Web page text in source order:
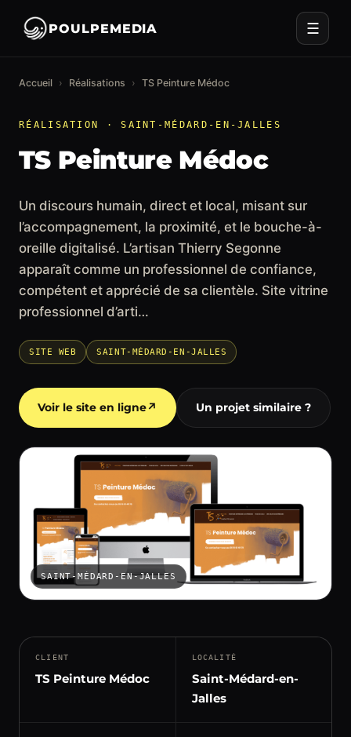
POULPEMEDIA ☰
Accueil › Réalisations › TS Peinture Médoc
RÉALISATION · SAINT-MÉDARD-EN-JALLES
TS Peinture Médoc
Un discours humain, direct et local, misant sur
l’accompagnement, la proximité, et le bouche-à-
oreille digitalisé. L’artisan Thierry Segonne
apparaît comme un professionnel de confiance,
compétent et apprécié de sa clientèle. Site vitrine
professionnel d’arti…
SITE WEB SAINT-MÉDARD-EN-JALLES
Voir le site en ligne↗ Un projet similaire ?
SAINT-MÉDARD-EN-JALLES
CLIENT
TS Peinture Médoc
LOCALITÉ
Saint-Médard-en-
Jalles